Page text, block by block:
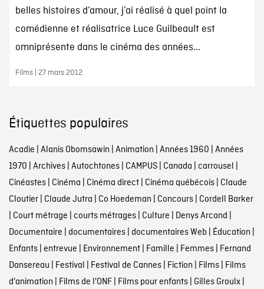
belles histoires d’amour, j’ai réalisé à quel point la
comédienne et réalisatrice Luce Guilbeault est
omniprésente dans le cinéma des années...
Films | 27 mars 2012
Étiquettes populaires
Acadie | Alanis Obomsawin | Animation | Années 1960 | Années
1970 | Archives| Autochtones| CAMPUS| Canada | carrousel |
Cinéastes| Cinéma | Cinéma direct| Cinéma québécois| Claude
Cloutier| Claude Jutra | Co Hoedeman | Concours| Cordell Barker
| Court métrage | courts métrages| Culture | Denys Arcand |
Documentaire | documentaires| documentaires Web | Éducation |
Enfants| entrevue | Environnement| Famille | Femmes| Fernand
Dansereau | Festival | Festival de Cannes| Fiction | Films| Films
d'animation | Films de l'ONF| Films pour enfants| Gilles Groulx|